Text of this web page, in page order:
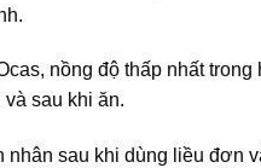
nồng độ thấp nhất
sau khi ăn.
sau khi dùng liều đơn